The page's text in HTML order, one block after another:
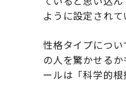
ように設定されて
性格タイプにつ
の人を驚かせる
ールは「科学的根